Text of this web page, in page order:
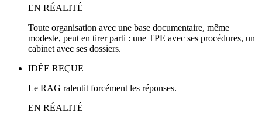
EN RÉALITÉ
Toute organisation avec une base documentaire, même
modeste, peut en tirer parti : une TPE avec ses procédures, un
cabinet avec ses dossiers.
IDÉE REÇUE
Le RAG ralentit forcément les réponses.
EN RÉALITÉ